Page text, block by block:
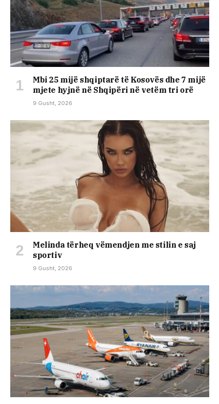
Mbi 25 mijë shqiptarë të Kosovës dhe 7 mijë
mjete hyjnë në Shqipëri në vetëm tri orë
9 Gusht, 2026
Melinda tërheq vëmendjen me stilin e saj
sportiv
9 Gusht, 2026